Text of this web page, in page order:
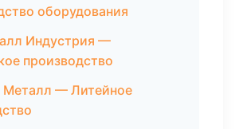
оборудования
Индустрия —
производство
Металл — Литейное